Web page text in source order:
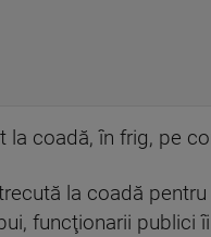
la coadă, în frig, pe
la coadă
funcţionarii publici